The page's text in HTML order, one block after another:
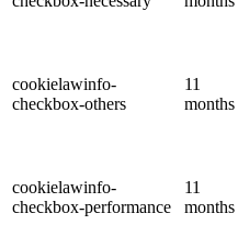
cookielawinfo-
checkbox-others
11
months
cookielawinfo-
checkbox-performance
11
months